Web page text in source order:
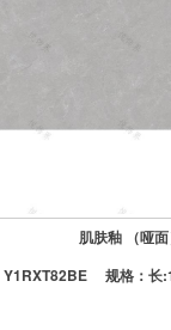
肌肤釉 （哑
Y1RXT82BE 规格：